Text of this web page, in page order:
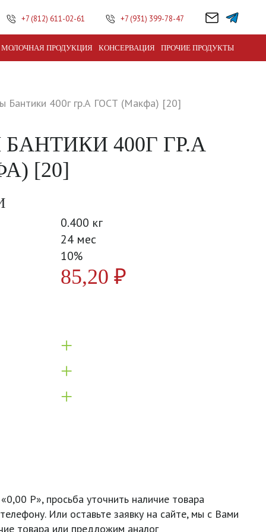
+7 (812) 611-02-61 +7 (931) 399-78-47
МОЛОЧНАЯ ПРОДУКЦИЯ КОНСЕРВАЦИЯ ПРОЧИЕ ПРОДУКТЫ
Бантики 400г гр.А ГОСТ (Макфа) [20]
400Г ГР.А
[20]
0.400 кг
24 мес
10%
85,20 ₽
+
+
+
Р», просьба уточнить наличие товара
Или оставьте заявку на сайте, мы с Вами
товара или предложим аналог